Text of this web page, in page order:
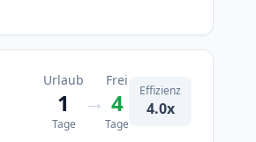
Urlaub
1
Tage
→
Frei
4
Tage
Effizienz
4.0x